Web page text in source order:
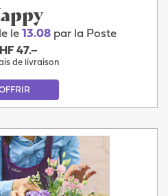
le 13.08par la Poste
47.–
de livraison